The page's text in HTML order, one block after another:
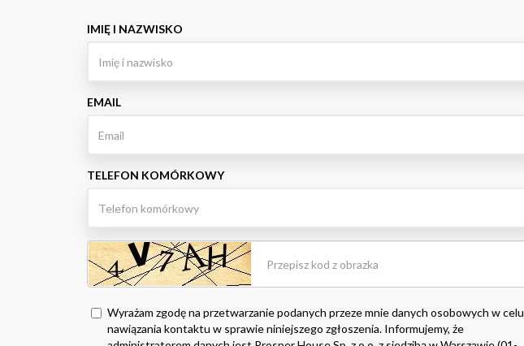
IMIĘ I NAZWISKO
EMAIL
TELEFON KOMÓRKOWY
Wyrażam zgodę na przetwarzanie podanych przeze mnie danych osobowych w celu
nawiązania kontaktu w sprawie niniejszego zgłoszenia. Informujemy, że